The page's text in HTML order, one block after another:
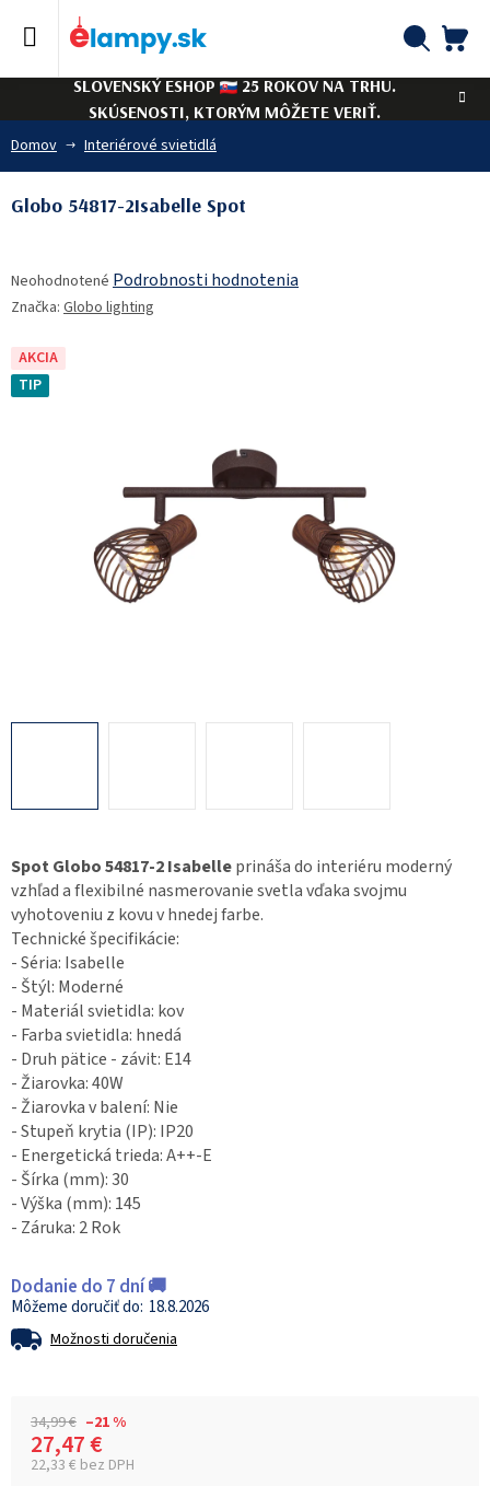
SLOVENSKÝ ESHOP
25 ROKOV NA TRHU.
SKÚSENOSTI, KTORÝM MÔŽETE VERIŤ.
Domov Interiérové svietidlá
Spot Globo 54817-2 Isabelleprináša do interiéru moderný
vzhľad a flexibilné nasmerovanie svetla vďaka svojmu
vyhotoveniu z kovu v hnedej farbe.
Technické špecifikácie:
- Séria: Isabelle
- Štýl: Moderné
- Materiál svietidla: kov
- Farba svietidla: hnedá
- Druh pätice - závit: E14
- Žiarovka: 40W
- Žiarovka v balení: Nie
- Stupeň krytia (IP): IP20
- Energetická trieda: A++-E
- Šírka (mm): 30
- Výška (mm): 145
- Záruka: 2 Rok
Dodanie do 7 dní 🚚
18.8.2026
Možnosti doručenia
34,99 € –21 %
27,47 €
22,33 € bez DPH
Globo 54817-2Isabelle Spot
hodnotenie
produktu
0,0
z
Neohodnotené Podrobnosti hodnotenia
Značka: Globo lighting
AKCIA
TIP